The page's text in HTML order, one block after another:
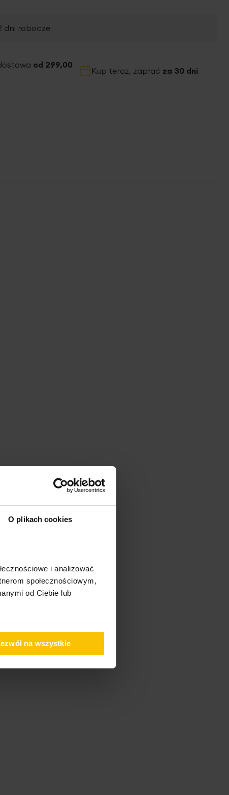
O plikach cookies
i analizować
społecznościowym,
od Ciebie lub
na wszystkie
dni robocze
od 299,00
Kup teraz, zapłać za 30 dni